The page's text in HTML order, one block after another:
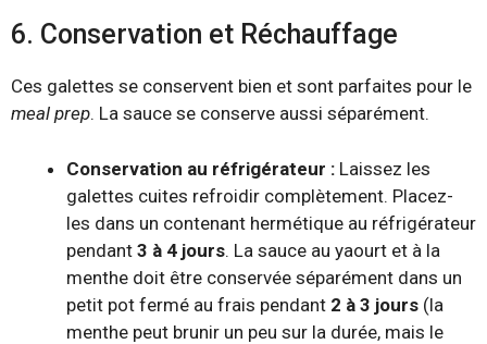
6. Conservation et Réchauffage
Ces galettes se conservent bien et sont parfaites pour le
meal prep. La sauce se conserve aussi séparément.
Conservation au réfrigérateur : Laissez les
galettes cuites refroidir complètement. Placez-
les dans un contenant hermétique au réfrigérateur
pendant 3 à 4 jours. La sauce au yaourt et à la
menthe doit être conservée séparément dans un
petit pot fermé au frais pendant 2 à 3 jours (la
menthe peut brunir un peu sur la durée, mais le